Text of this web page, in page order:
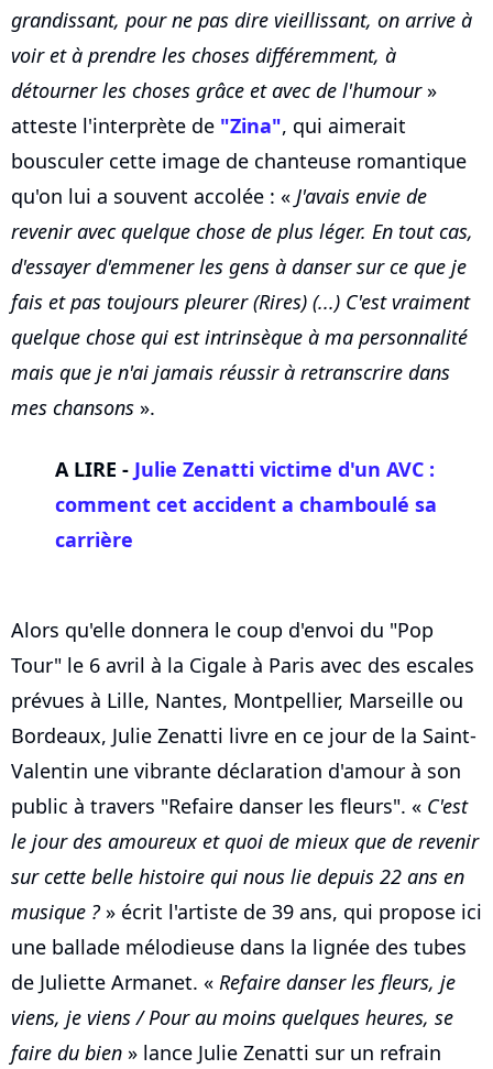
grandissant, pour ne pas dire vieillissant, on arrive à
voir et à prendre les choses différemment, à
détourner les choses grâce et avec de l'humour»
atteste l'interprète de "Zina", qui aimerait
bousculer cette image de chanteuse romantique
qu'on lui a souvent accolée : « J'avais envie de
revenir avec quelque chose de plus léger. En tout cas,
d'essayer d'emmener les gens à danser sur ce que je
fais et pas toujours pleurer (Rires) (...) C'est vraiment
quelque chose qui est intrinsèque à ma personnalité
mais que je n'ai jamais réussir à retranscrire dans
mes chansons ».
A LIRE - Julie Zenatti victime d'un AVC :
comment cet accident a chamboulé sa
carrière
Alors qu'elle donnera le coup d'envoi du "Pop
Tour" le 6 avril à la Cigale à Paris avec des escales
prévues à Lille, Nantes, Montpellier, Marseille ou
Bordeaux, Julie Zenatti livre en ce jour de la Saint-
Valentin une vibrante déclaration d'amour à son
public à travers "Refaire danser les fleurs". « C'est
le jour des amoureux et quoi de mieux que de revenir
sur cette belle histoire qui nous lie depuis 22 ans en
musique ?» écrit l'artiste de 39 ans, qui propose ici
une ballade mélodieuse dans la lignée des tubes
de Juliette Armanet. « Refaire danser les fleurs, je
viens, je viens / Pour au moins quelques heures, se
faire du bien » lance Julie Zenatti sur un refrain